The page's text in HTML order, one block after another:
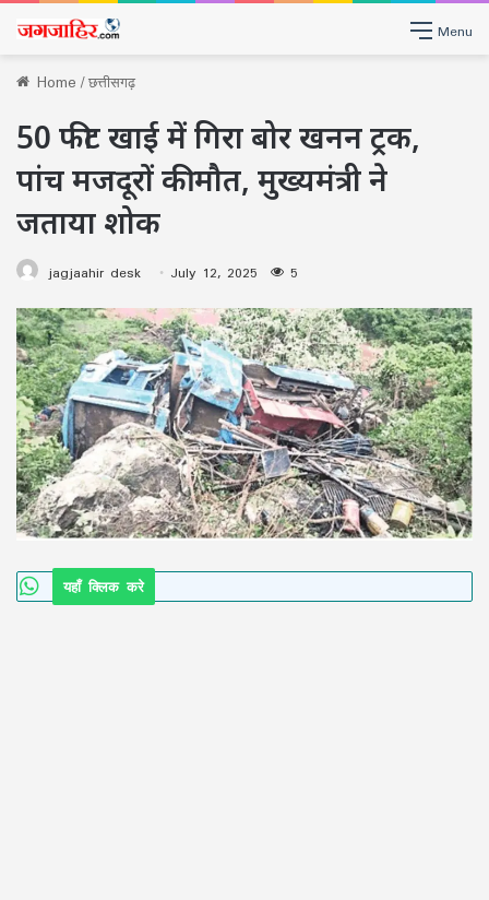
Menu
Home/छत्तीसगढ़
50 फीट खाई में गिरा बोर खनन ट्रक,
पांच मजदूरों की मौत, मुख्यमंत्री ने
जताया शोक
jagjaahir desk July 12, 2025 5
यहाँ क्लिक करे